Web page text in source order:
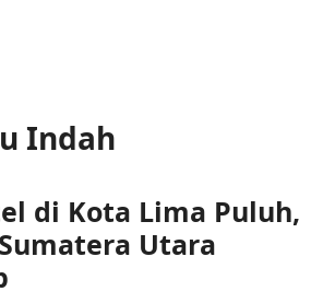
Indah
di Kota Lima Puluh,
Utara